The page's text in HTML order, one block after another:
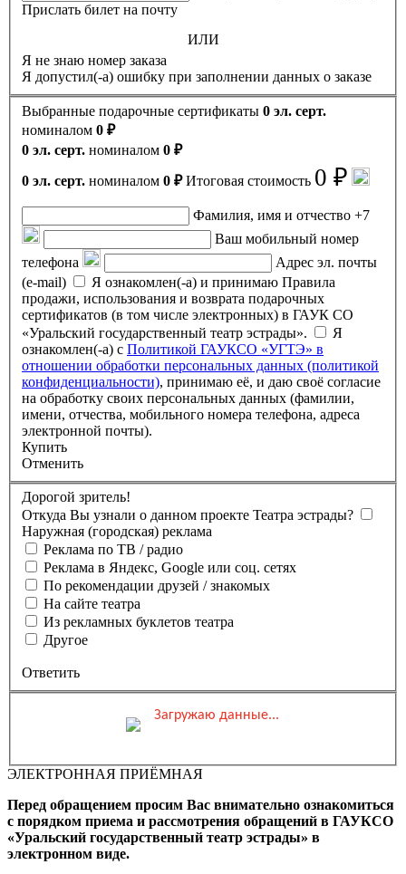
Прислать билет на почту
ИЛИ
Я не знаю номер заказа
Я допустил(-а) ошибку при заполнении данных о заказе
Выбранные подарочные сертификаты 0 эл. серт.
номиналом 0 ₽
0 эл. серт. номиналом 0 ₽
0 эл. серт. номиналом 0 ₽ Итоговая стоимость 0 ₽
Фамилия, имя и отчество +7
Ваш мобильный номер
телефона
Адрес эл. почты
(e-mail)
Я ознакомлен(-а) и принимаю Правила
продажи, использования и возврата подарочных
сертификатов (в том числе электронных) в ГАУК СО
«Уральский государственный театр эстрады».
Я
ознакомлен(-а) с Политикой ГАУКСО «УГТЭ» в
отношении обработки персональных данных (политикой
конфиденциальности), принимаю её, и даю своё согласие
на обработку своих персональных данных (фамилии,
имени, отчества, мобильного номера телефона, адреса
электронной почты).
Купить
Отменить
Дорогой зритель!
Откуда Вы узнали о данном проекте Театра эстрады?
Наружная (городская) реклама
Реклама по ТВ / радио
Реклама в Яндекс, Google или соц. сетях
По рекомендации друзей / знакомых
На сайте театра
Из рекламных буклетов театра
Другое
Ответить
Загружаю данные...
Вы бронируете места наМероприятие состоитсяЗал
Промокод
Применить
Фамилия, Имя (Отчество
ЭЛЕКТРОННАЯ ПРИЁМНАЯ
Перед обращением просим Вас внимательно ознакомиться
с порядком приема и рассмотрения обращений в ГАУКСО
«Уральский государственный театр эстрады» в
электронном виде.